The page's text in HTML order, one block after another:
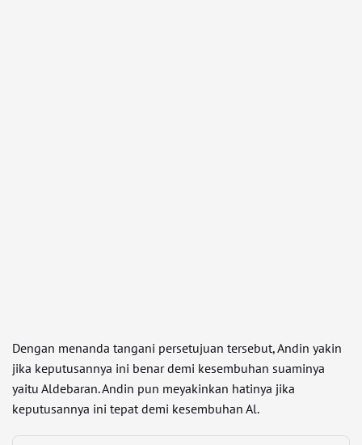
Dengan menanda tangani persetujuan tersebut, Andin yakin
jika keputusannya ini benar demi kesembuhan suaminya
yaitu Aldebaran. Andin pun meyakinkan hatinya jika
keputusannya ini tepat demi kesembuhan Al.